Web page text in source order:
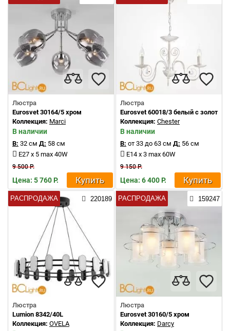
Люстра
Eurosvet 30164/5 хром
Коллекция: Marci
В наличии
В: 32 см Д: 58 см
E27 x 5 max 40W
9 500 Р.
Цена: 5 760 Р. Купить
Люстра
Eurosvet 60018/3 белый с золотом
Коллекция: Chester
В наличии
В: от 33 до 63 см Д: 56 см
E14 x 3 max 60W
9 150 Р.
Цена: 6 400 Р. Купить
РАСПРОДАЖА 220189
Люстра
Lumion 8342/40L
Коллекция: OVELA
РАСПРОДАЖА 159247
Люстра
Eurosvet 30160/5 хром
Коллекция: Darcy